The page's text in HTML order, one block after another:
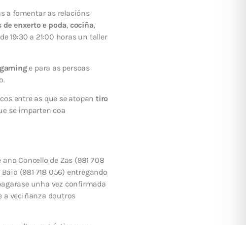
a fomentar as relacións
de enxerto e poda, cociña,
19:30 a 21:00 horas un taller
e para as persoas
entre as que se atopan tiro
se imparten coa
Concello de Zas (981 708
(981 718 056) entregando
unha vez confirmada
a veciñanza doutros